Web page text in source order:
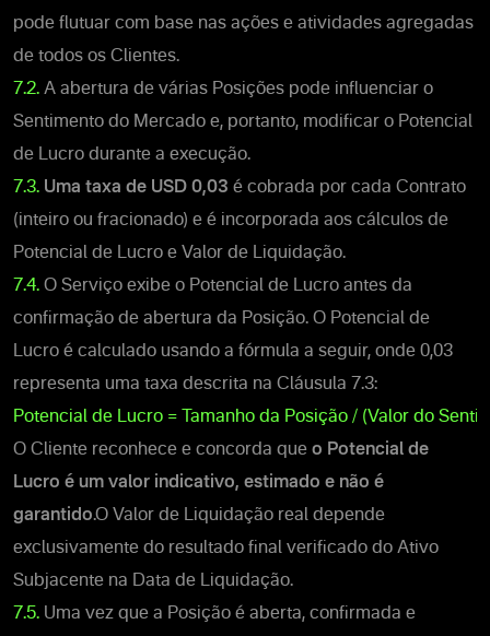
pode flutuar com base nas ações e atividades agregadas
de todos os Clientes.
7.2. A abertura de várias Posições pode influenciar o
Sentimento do Mercado e, portanto, modificar o Potencial
de Lucro durante a execução.
7.3. Uma taxa de USD 0,03 é cobrada por cada Contrato
(inteiro ou fracionado) e é incorporada aos cálculos de
Potencial de Lucro e Valor de Liquidação.
7.4. O Serviço exibe o Potencial de Lucro antes da
confirmação de abertura da Posição. O Potencial de
Lucro é calculado usando a fórmula a seguir, onde 0,03
representa uma taxa descrita na Cláusula 7.3:
Potencial de Lucro = Tamanho da Posição / (Valor do
O Cliente reconhece e concorda que o Potencial de
Lucro é um valor indicativo, estimado e não é
garantido.O Valor de Liquidação real depende
exclusivamente do resultado final verificado do Ativo
Subjacente na Data de Liquidação.
7.5. Uma vez que a Posição é aberta, confirmada e